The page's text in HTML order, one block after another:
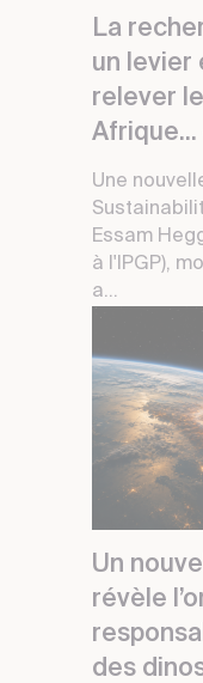
La
un levier
relever
Afrique...
Une
Essam
à l'IPGP),
a...
Un
révèle
des